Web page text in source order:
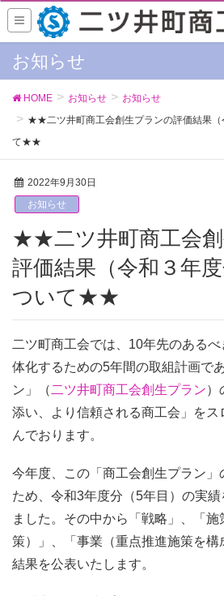
お知らせ
HOME お知らせ
お知らせ
★★二ツ井町商工会創生プランの評価結果（
て★★
2022年9月30日
お知らせ
★★二ツ井町商工会創生プランの
評価結果（令和３年
ついて★★
二ツ町商工会では、10年先のある
体化するための5年間の取組計画で
ン」（ 二ツ井町商工会創生プラン）
添い、より信頼される商工会」をス
んでおります。
今年度、この「商工会創生プラン」
ため、令和3年度分（5年目）の実
ました。その中から「戦略」、「
策）」、「事業（重点推進施策を構
結果を公表いたします。